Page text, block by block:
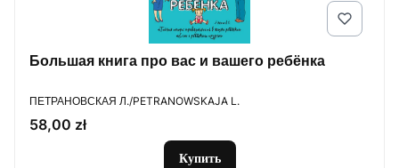
Большая книга про вас и вашего ребёнка
ПРОИЗВОДИТЕЛЬ
ПЕТРАНОВСКАЯ Л./PETRANOWSKAJA L.
Цена
58,00 zł
Купить